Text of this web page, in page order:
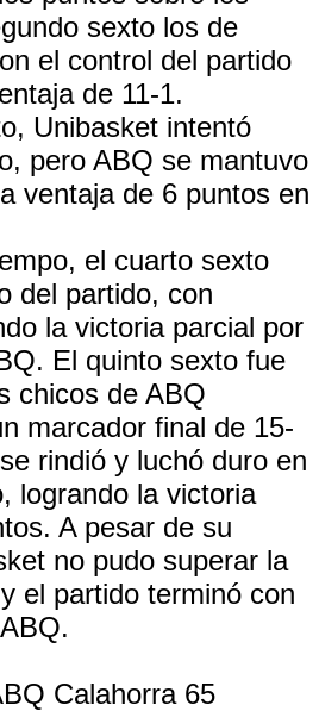
sexto los de
el control del partido
de 11-1.
Unibasket intentó
pero ABQ se mantuvo
ventaja de 6 puntos en
el cuarto sexto
del partido, con
la victoria parcial por
El quinto sexto fue
chicos de ABQ
marcador final de 15-
rindió y luchó duro en
logrando la victoria
A pesar de su
no pudo superar la
el partido terminó con
Calahorra 65